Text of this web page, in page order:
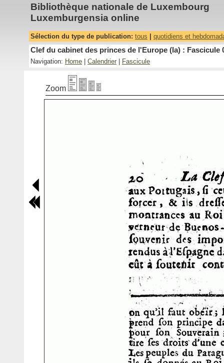
Bibliothèque nationale de Luxembourg
Luxemburgensia online
Sélection du type de publication: tous quotidiens et
Clef du cabinet des princes de l'Europe (la) : Fascicule
Navigation: Home Calendrier Fascicule
Zoom